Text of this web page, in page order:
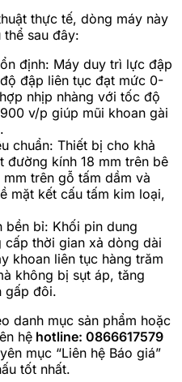
thực tế, dòng máy này
sau đây:
định: Máy duy trì lực đập
đập liên tục đạt mức 0-
nhịp nhàng với tốc độ
v/p giúp mũi khoan gài
chuẩn: Thiết bị cho khả
đường kính 18 mm trên bê
trên gỗ tấm dầm và
mặt kết cấu tấm kim loại,
bền bỉ: Khối pin dung
cấp thời gian xả dòng dài
khoan liên tục hàng trăm
không bị sụt áp, tăng
gấp đôi.
danh mục sản phẩm hoặc
hệ hotline: 0866617579
mục “Liên hệ Báo giá”
tốt nhất.